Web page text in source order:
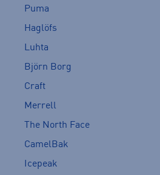
Puma
Haglöfs
Luhta
Björn Borg
Craft
Merrell
The North Face
CamelBak
Icepeak